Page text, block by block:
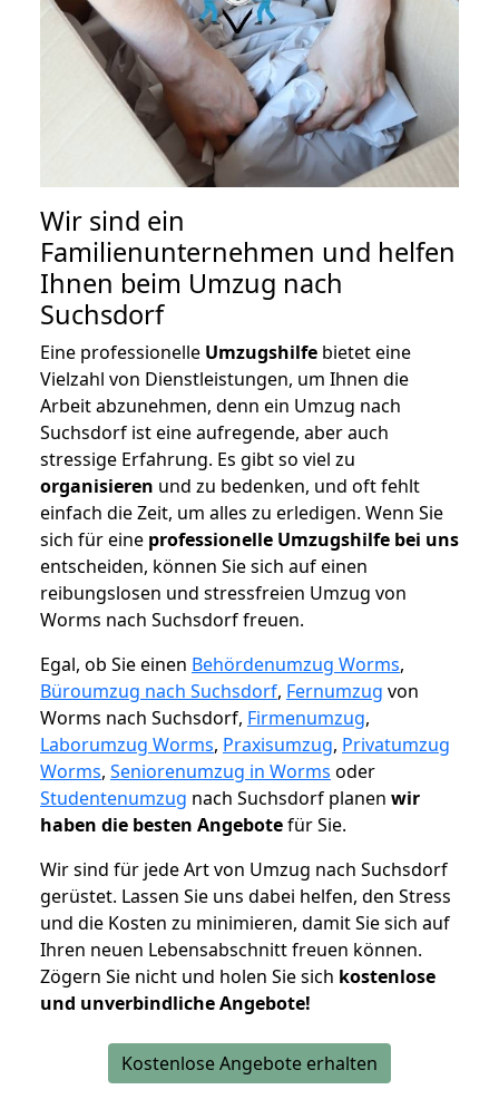
Wir sind ein
Familienunternehmen und helfen
Ihnen beim Umzug nach
Suchsdorf
Eine professionelle Umzugshilfe bietet eine
Vielzahl von Dienstleistungen, um Ihnen die
Arbeit abzunehmen, denn ein Umzug nach
Suchsdorf ist eine aufregende, aber auch
stressige Erfahrung. Es gibt so viel zu
organisieren und zu bedenken, und oft fehlt
einfach die Zeit, um alles zu erledigen. Wenn Sie
sich für eine professionelle Umzugshilfe bei uns
entscheiden, können Sie sich auf einen
reibungslosen und stressfreien Umzug von
Worms nach Suchsdorf freuen.
Egal, ob Sie einen Behördenumzug Worms,
Büroumzug nach Suchsdorf, Fernumzug von
Worms nach Suchsdorf, Firmenumzug,
Laborumzug Worms, Praxisumzug, Privatumzug
Worms, Seniorenumzug in Worms oder
Studentenumzug nach Suchsdorf planen wir
haben die besten Angebotefür Sie.
Wir sind für jede Art von Umzug nach Suchsdorf
gerüstet. Lassen Sie uns dabei helfen, den Stress
und die Kosten zu minimieren, damit Sie sich auf
Ihren neuen Lebensabschnitt freuen können.
Zögern Sie nicht und holen Sie sich kostenlose
und unverbindliche Angebote!
Kostenlose Angebote erhalten